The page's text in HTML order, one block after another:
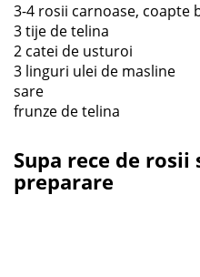
3-4 rosii carnoase, coapte
3 tije de telina
2 catei de usturoi
3 linguri ulei de masline
sare
frunze de telina
Supa rece de
preparare